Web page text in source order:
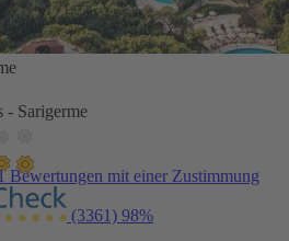
Sarigerme
Bewertungen mit einer Zustimmung
(3361) 98%